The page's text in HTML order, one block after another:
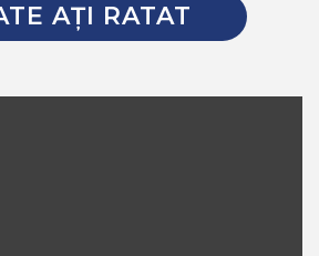
AŢI RATAT